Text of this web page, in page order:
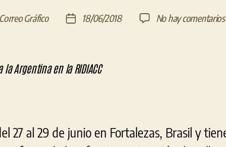
Gráfico
Fecha
entrada
18/06/2018 No hay comentarios
27 al 29 de junio en Fortalezas, Brasil y